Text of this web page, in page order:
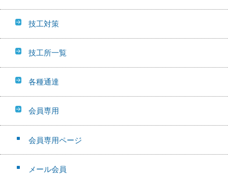
技工対策
技工所一覧
各種通達
会員専用
会員専用ページ
メール会員